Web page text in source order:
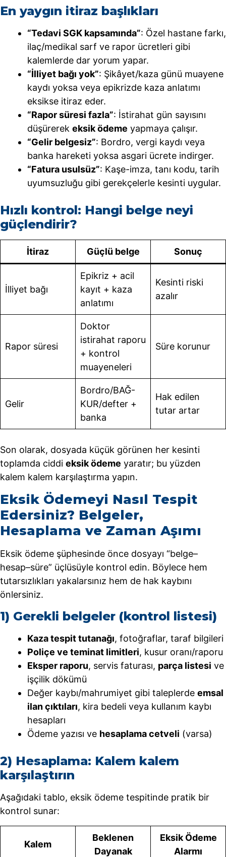
En yaygın itiraz başlıkları
“Tedavi SGK kapsamında”: Özel hastane farkı,
ilaç/medikal sarf ve rapor ücretleri gibi
kalemlerde dar yorum yapar.
“İlliyet bağı yok”: Şikâyet/kaza günü muayene
kaydı yoksa veya epikrizde kaza anlatımı
eksikse itiraz eder.
“Rapor süresi fazla”: İstirahat gün sayısını
düşürerek eksik ödeme yapmaya çalışır.
“Gelir belgesiz”: Bordro, vergi kaydı veya
banka hareketi yoksa asgari ücrete indirger.
“Fatura usulsüz”: Kaşe-imza, tanı kodu, tarih
uyumsuzluğu gibi gerekçelerle kesinti uygular.
Hızlı kontrol: Hangi belge neyi
güçlendirir?
İtiraz Güçlü belge Sonuç
İlliyet bağı
Epikriz + acil
kayıt + kaza
anlatımı
Kesinti riski
azalır
Rapor süresi
Doktor
istirahat raporu
+ kontrol
muayeneleri
Süre korunur
Gelir
Bordro/BAĞ-
KUR/defter +
banka
Hak edilen
tutar artar
Son olarak, dosyada küçük görünen her kesinti
toplamda ciddi eksik ödeme yaratır; bu yüzden
kalem kalem karşılaştırma yapın.
Eksik Ödemeyi Nasıl Tespit
Edersiniz? Belgeler,
Hesaplama ve Zaman Aşımı
Eksik ödeme şüphesinde önce dosyayı “belge–
hesap–süre” üçlüsüyle kontrol edin. Böylece hem
tutarsızlıkları yakalarsınız hem de hak kaybını
önlersiniz.
1) Gerekli belgeler (kontrol listesi)
Kaza tespit tutanağı, fotoğraflar, taraf bilgileri
Poliçe ve teminat limitleri, kusur oranı/raporu
Eksper raporu, servis faturası, parça listesi ve
işçilik dökümü
Değer kaybı/mahrumiyet gibi taleplerde emsal
ilan çıktıları, kira bedeli veya kullanım kaybı
hesapları
Ödeme yazısı ve hesaplama cetveli (varsa)
2) Hesaplama: Kalem kalem
karşılaştırın
Aşağıdaki tablo, eksik ödeme tespitinde pratik bir
kontrol sunar:
Kalem
Beklenen
Dayanak
Eksik Ödeme
Alarmı